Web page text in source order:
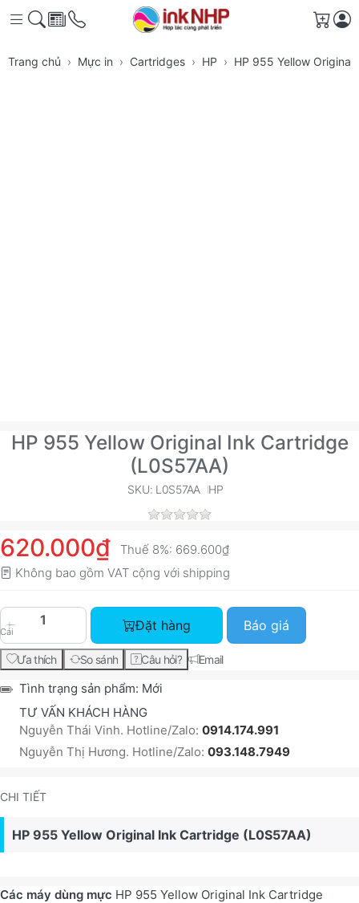
Giỏ
Trang chủ Mực in Cartridges HP HP 955 Yellow
HP 955 Yellow Original Ink Cartridge
(L0S57AA)
SKU: L0S57AA HP
620.000₫ Thuế 8%: 669.600₫
Không bao gồm VAT cộng với shipping
Cái
HP 955 Yellow Original Ink Cartridge
Đặt hàng Báo giá
Ưa thích So sánh Câu hỏi? Email
Tình trạng sản phẩm: Mới
TƯ VẤN KHÁCH HÀNG
Nguyễn Thái Vinh. Hotline/Zalo: 0914.174.991
Nguyễn Thị Hương. Hotline/Zalo: 093.148.7949
CHI TIẾT
HP 955 Yellow Original Ink Cartridge (L0S57AA)
Các máy dùng mực HP 955 Yellow Original Ink Cartridge